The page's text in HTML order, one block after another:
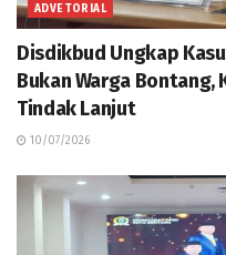
ADVETORIAL
Disdikbud Ungkap
Bukan Warga Bontang,
Tindak Lanjut
10/07/2026